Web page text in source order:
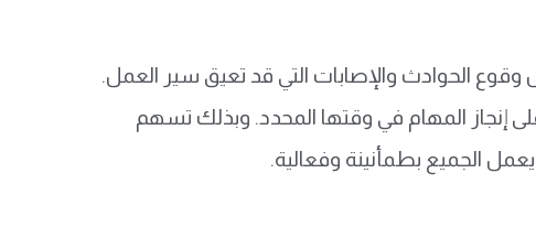
الحوادث والإصابات التي قد تعيق سير العمل.
إنجاز المهام في وقتها المحدد. وبذلك تسهم
الجميع بطمأنينة وفعالية.